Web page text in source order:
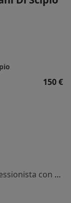
150 €
Questo centro non ha nessun professionista con date disponibili